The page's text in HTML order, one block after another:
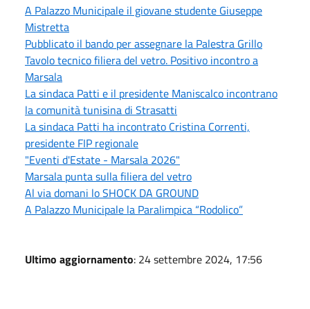
A Palazzo Municipale il giovane studente Giuseppe
Mistretta
Pubblicato il bando per assegnare la Palestra Grillo
Tavolo tecnico filiera del vetro. Positivo incontro a
Marsala
La sindaca Patti e il presidente Maniscalco incontrano
la comunità tunisina di Strasatti
La sindaca Patti ha incontrato Cristina Correnti,
presidente FIP regionale
"Eventi d'Estate - Marsala 2026"
Marsala punta sulla filiera del vetro
Al via domani lo SHOCK DA GROUND
A Palazzo Municipale la Paralimpica “Rodolico”
Ultimo aggiornamento: 24 settembre 2024, 17:56